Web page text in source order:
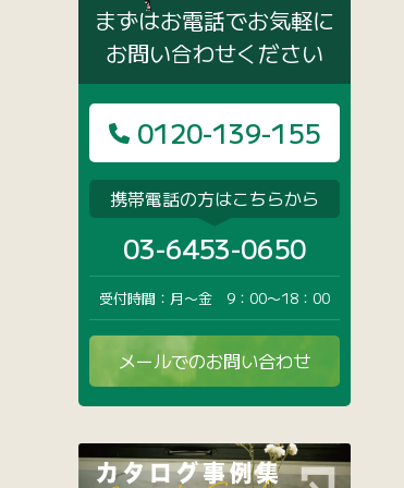
まずはお電話でお気軽に
お問い合わせください
0120-139-155
携帯電話の方はこちらから
03-6453-0650
受付時間：月〜金 9：00〜18：00
メールでのお問い合わせ